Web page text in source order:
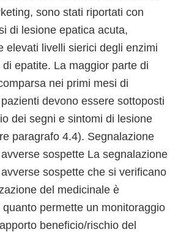
sono stati riportati con
di lesione epatica acuta,
elevati livelli sierici degli enzimi
epatite. La maggior parte di
nei primi mesi di
devono essere sottoposti
dei segni e sintomi di lesione
paragrafo 4.4). Segnalazione
sospette La segnalazione
sospette che si verificano
del medicinale è
permette un monitoraggio
beneficio/rischio del